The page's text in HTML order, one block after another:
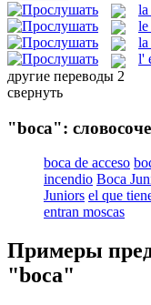
la
le
la
l'
другие переводы 2
свернуть
"boca":
boca de acceso
incendio Boca
Juniors el que
entran moscas
Примеры
"boca"